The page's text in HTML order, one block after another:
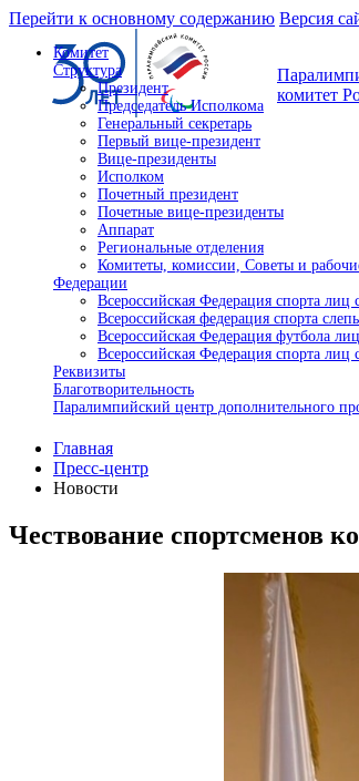
Перейти к основному содержанию Версия
комитет
Комитет
Структура
Президент
Председатель Исполкома
Генеральный секретарь
Первый вице-президент
Вице-президенты
Исполком
Почетный президент
Почетные вице-президенты
Аппарат
Региональные отделения
Комитеты, комиссии, Советы и
Федерации
Всероссийская Федерация спорта
Всероссийская федерация спорта
Всероссийская Федерация футбола
Всероссийская Федерация спорта
Реквизиты
Благотворительность
Паралимпийский центр дополнительного
Главная
Пресс-центр
Новости
Чествование спортсменов